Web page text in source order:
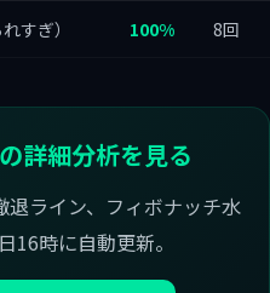
すぎ） 100% 8回
詳細分析を見る
ライン、フィボナッチ水
16時に自動更新。